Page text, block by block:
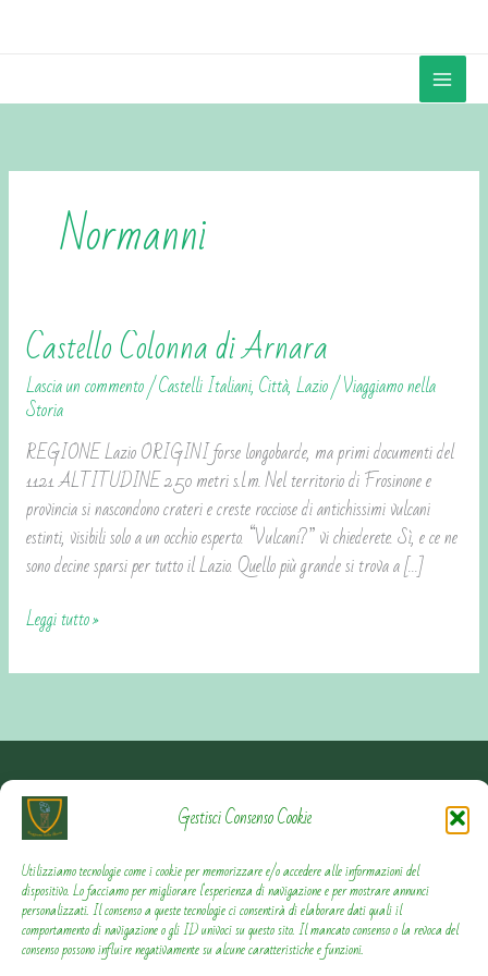
Gestisci Consenso Cookie
Utilizziamo tecnologie come i cookie per memorizzare e/o accedere alle informazioni del
dispositivo. Lo facciamo per migliorare l'esperienza di navigazione e per mostrare annunci
personalizzati. Il consenso a queste tecnologie ci consentirà di elaborare dati quali il
comportamento di navigazione o gli ID univoci su questo sito. Il mancato consenso o la revoca del
consenso possono influire negativamente su alcune caratteristiche e funzioni.
Normanni
Castello Colonna di Arnara
Lascia un commento/Castelli Italiani,Città,Lazio/Viaggiamo nella
Storia
REGIONE Lazio ORIGINI forse longobarde, ma primi documenti del
1121 ALTITUDINE 250 metri s.l.m. Nel territorio di Frosinone e
provincia si nascondono crateri e creste rocciose di antichissimi vulcani
estinti, visibili solo a un occhio esperto. “Vulcani?” vi chiederete. Sì, e ce ne
sono decine sparsi per tutto il Lazio. Quello più grande si trova a […]
Castello
Colonna
di
Arnara
Leggi tutto »
Contattami
Privacy Policy
Cookie Policy